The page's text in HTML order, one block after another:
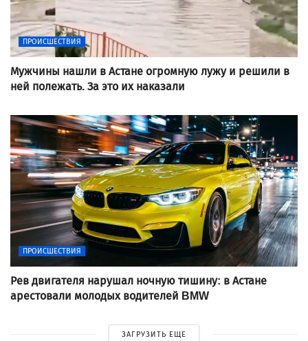
ПРОИСШЕСТВИЯ
Мужчины нашли в Астане огромную лужу и решили в
ней полежать. За это их наказали
ПРОИСШЕСТВИЯ
Рев двигателя нарушал ночную тишину: в Астане
арестовали молодых водителей BMW
ЗАГРУЗИТЬ ЕЩЕ